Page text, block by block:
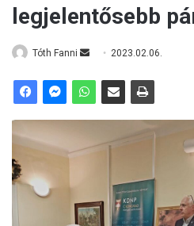
legjelentősebb
Tóth Fanni
n
a
2023.02.06.